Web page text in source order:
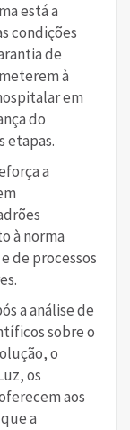
está a
condições
de
à
em
do
etapas.
a
à norma
de processos
a análise de
sobre o
o
os
aos
a